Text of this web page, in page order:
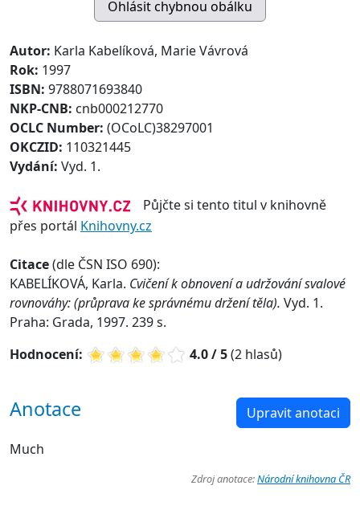
Autor: Karla Kabelíková, Marie Vávrová
Rok: 1997
ISBN: 9788071693840
NKP-CNB: cnb000212770
OCLC Number: (OCoLC)38297001
OKCZID: 110321445
Vydání: Vyd. 1.
Půjčte si tento titul v knihovně
přes portál Knihovny.cz
Citace(dle ČSN ISO 690):
KABELÍKOVÁ, Karla. Cvičení k obnovení a udržování svalové
rovnováhy: (průprava ke správnému držení těla). Vyd. 1.
Praha: Grada, 1997. 239 s.
Hodnocení:
4.0 / 5(2 hlasů)
Anotace Upravit anotaci
Much
Zdroj anotace:Národní knihovna ČR